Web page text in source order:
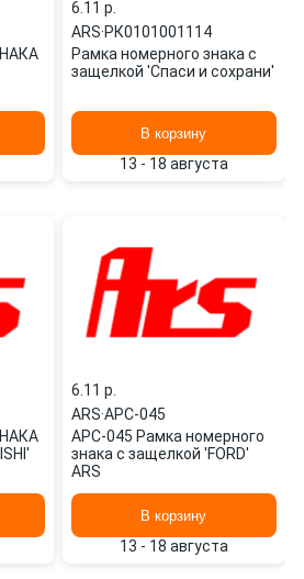
6.11 p.
ARS·РК0101001114
Рамка номерного знака с
защелкой 'Спаси и сохрани'
В корзину
13 - 18 августа
6.11 p.
ARS·APC-045
APC-045 Рамка номерного
знака с защелкой 'FORD'
ARS
В корзину
13 - 18 августа